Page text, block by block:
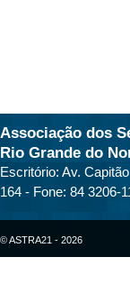
Associação dos
Rio Grande do
Escritório: Av.
164 - Fone: 84 3206-
© ASTRA21 - 2026